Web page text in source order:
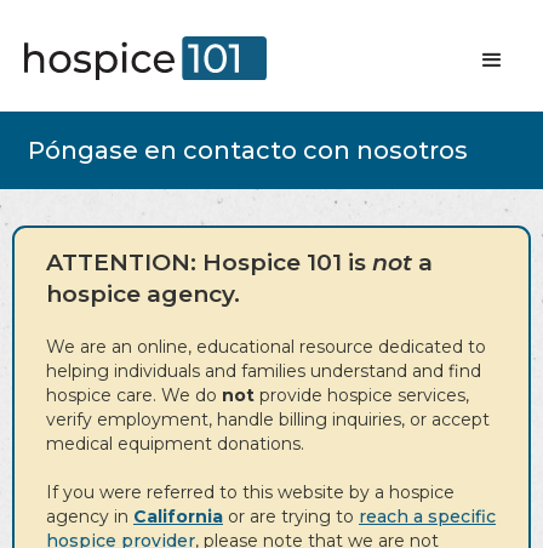
Póngase en contacto con nosotros
ATTENTION: Hospice 101 is not a
hospice agency.
We are an online, educational resource dedicated to
helping individuals and families understand and find
hospice care. We do not provide hospice services,
verify employment, handle billing inquiries, or accept
medical equipment donations.
If you were referred to this website by a hospice
agency in California or are trying to reach a specific
hospice provider, please note that we are not